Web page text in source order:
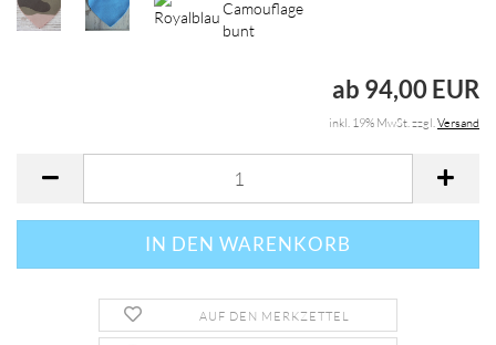
ab 94,00 EUR
inkl. 19% MwSt. zzgl.Versand
AUF DEN MERKZETTEL